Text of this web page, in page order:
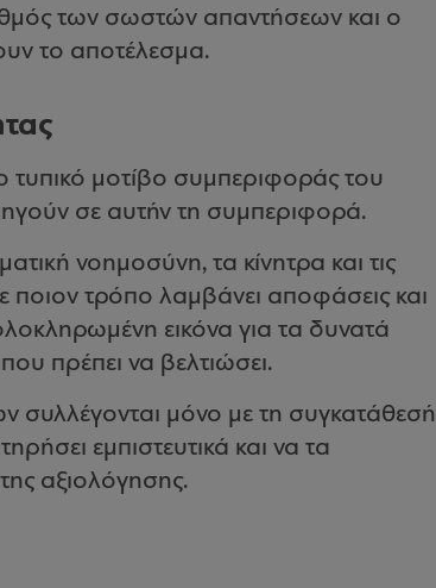
των σωστών απαντήσεων και ο
το αποτέλεσμα.
μοτίβο συμπεριφοράς του
σε αυτήν τη συμπεριφορά.
νοημοσύνη, τα κίνητρα και τις
τρόπο λαμβάνει αποφάσεις και
εικόνα για τα δυνατά
πρέπει να βελτιώσει.
μόνο με τη συγκατάθεσή
εμπιστευτικά και να τα
αξιολόγησης.